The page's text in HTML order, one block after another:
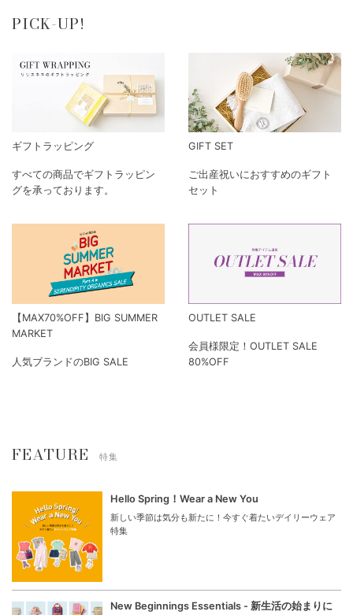
PICK-UP!
ギフトラッピング
すべての商品でギフトラッピン
グを承っております。
GIFT SET
ご出産祝いにおすすめのギフト
セット
【MAX70%OFF】BIG SUMMER
MARKET
人気ブランドのBIG SALE
OUTLET SALE
会員様限定！OUTLET SALE
80%OFF
FEATURE 特集
Hello Spring！Wear a New You
新しい季節は気分も新たに！今すぐ着たいデイリーウェア
特集
New Beginnings Essentials - 新生活の始まりに